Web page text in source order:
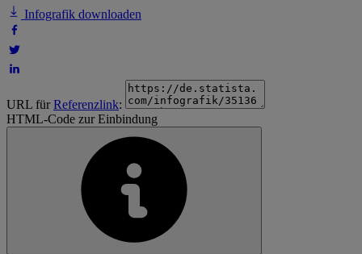
Infografik downloaden
URL fürReferenzlink:
HTML-Code zur Einbindung